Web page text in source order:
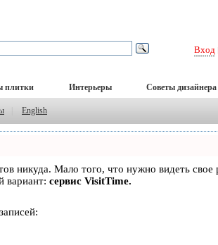
Вход
плитки Интерьеры Советы дизайнера
English
никуда. Мало того, что нужно видеть
вариант: сервис VisitTime.